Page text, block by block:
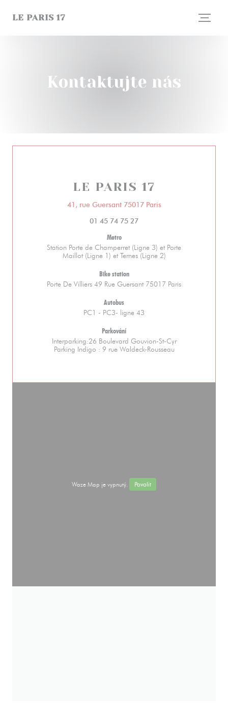
LE PARIS 17
Kontaktujte nás
LE PARIS 17
41, rue Guersant 75017 Paris((otevře se v novém
01 45 74 75 27
Metro
Station Porte de Champerret (Ligne 3) et Porte
Maillot (Ligne 1) et Ternes (Ligne 2)
Bike station
Porte De Villiers 49 Rue Guersant 75017 Paris
Autobus
PC1 - PC3- ligne 43
Parkování
Interparking:26 Boulevard Gouvion-St-Cyr
Parking Indigo : 9 rue Waldeck-Rousseau
Waze Map je vypnutý. Povolit